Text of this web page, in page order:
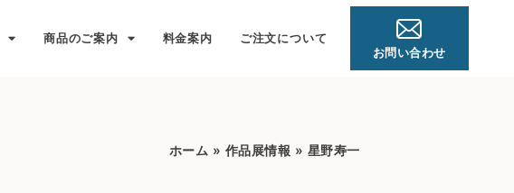
商品のご案内 料金案内
ご注文について
お問い合わせ
ホーム » 作品展情報 » 星野寿一